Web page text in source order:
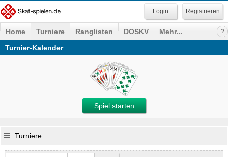
Registrieren
Home Turniere Ranglisten DOSKV
Mehr...
Turnier-Kalender
Spiel starten
Turniere